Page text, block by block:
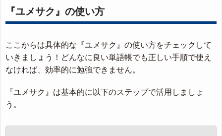
『ユメサク』の使い方
ここからは具体的な『ユメサク』の使い方をチェックして
いきましょう！どんなに良い単語帳でも正しい手順で使え
なければ、効率的に勉強できません。
『ユメサク』は基本的に以下のステップで活用しましょ
う。